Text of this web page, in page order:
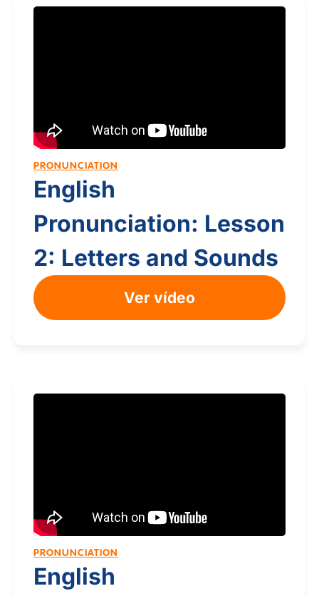
PRONUNCIATION
English
Pronunciation: Lesson
2: Letters and Sounds
Ver vídeo
PRONUNCIATION
English